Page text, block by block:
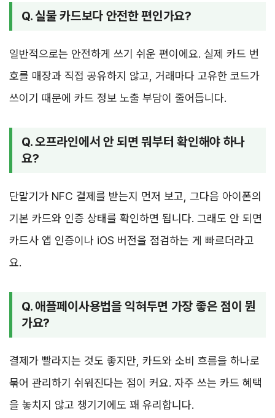
Q. 실물 카드보다 안전한 편인가요?
일반적으로는 안전하게 쓰기 쉬운 편이에요. 실제 카드 번
호를 매장과 직접 공유하지 않고, 거래마다 고유한 코드가
쓰이기 때문에 카드 정보 노출 부담이 줄어듭니다.
Q. 오프라인에서 안 되면 뭐부터 확인해야 하나
요?
단말기가 NFC 결제를 받는지 먼저 보고, 그다음 아이폰의
기본 카드와 인증 상태를 확인하면 됩니다. 그래도 안 되면
카드사 앱 인증이나 iOS 버전을 점검하는 게 빠르더라고
요.
Q. 애플페이사용법을 익혀두면 가장 좋은 점이 뭔
가요?
결제가 빨라지는 것도 좋지만, 카드와 소비 흐름을 하나로
묶어 관리하기 쉬워진다는 점이 커요. 자주 쓰는 카드 혜택
을 놓치지 않고 챙기기에도 꽤 유리합니다.